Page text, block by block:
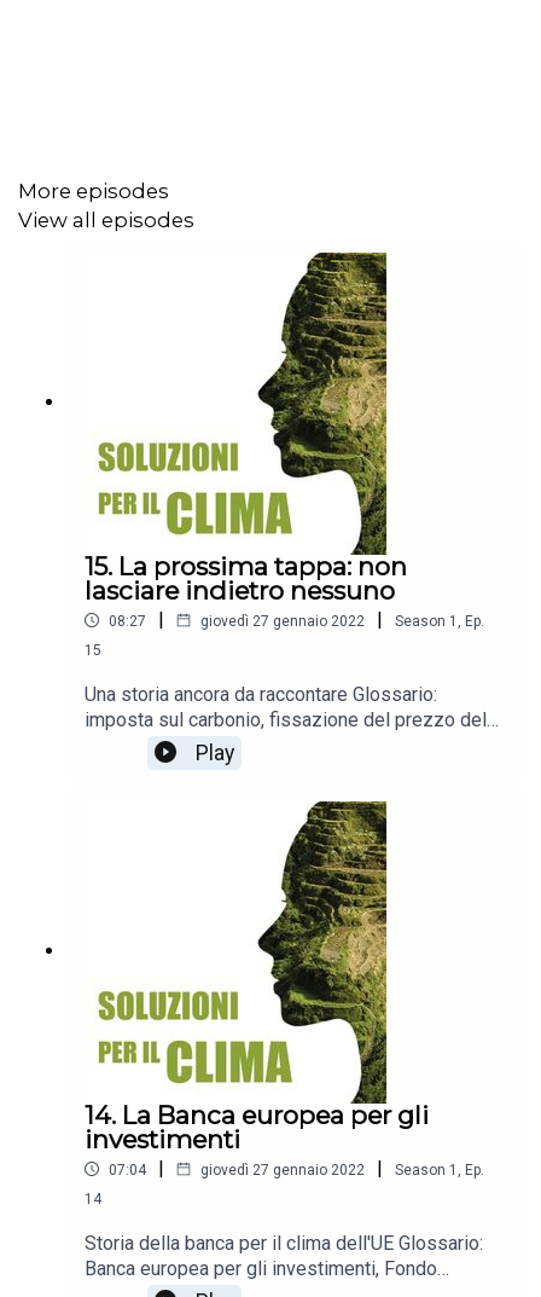
More episodes
View all episodes
15. La prossima tappa: non
lasciare indietro nessuno
08:27 | giovedì 27 gennaio 2022 | Season 1
Ep.
15
Una storia ancora da raccontare Glossario:
imposta sul carbonio, fissazione del prezzo del
carbonio, transizione giusta
Play
14. La Banca europea per gli
investimenti
07:04 | giovedì 27 gennaio 2022 | Season 1 , Ep.
14
Storia della banca per il clima dell'UE Glossario:
Banca europea per gli investimenti, Fondo